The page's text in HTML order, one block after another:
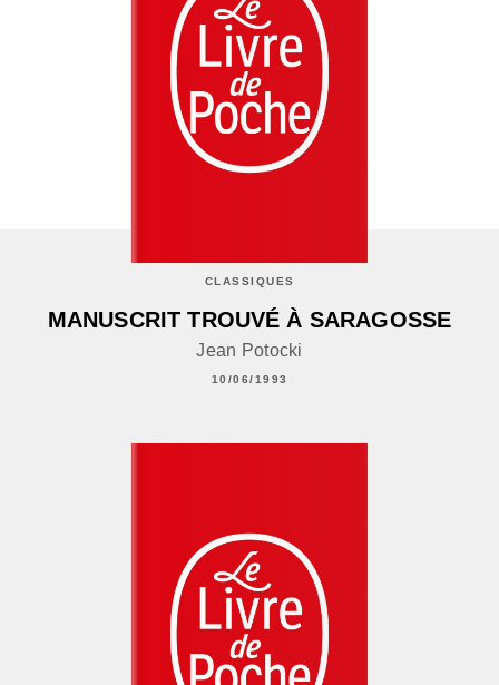
CLASSIQUES
MANUSCRIT TROUVÉ À SARAGOSSE
Jean Potocki
10/06/1993